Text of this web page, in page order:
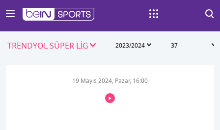
TRENDYOL SÜPER LİG 2023/2024 37
19 Mayıs 2024, Pazar, 16:00